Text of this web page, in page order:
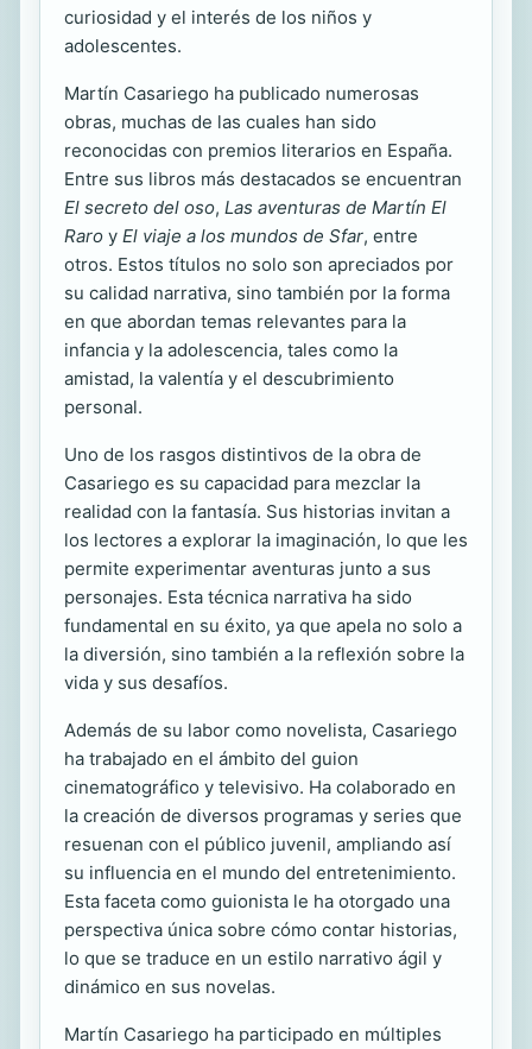
curiosidad y el interés de los niños y
adolescentes.
Martín Casariego ha publicado numerosas
obras, muchas de las cuales han sido
reconocidas con premios literarios en España.
Entre sus libros más destacados se encuentran
El secreto del oso, Las aventuras de Martín El
Raro y El viaje a los mundos de Sfar, entre
otros. Estos títulos no solo son apreciados por
su calidad narrativa, sino también por la forma
en que abordan temas relevantes para la
infancia y la adolescencia, tales como la
amistad, la valentía y el descubrimiento
personal.
Uno de los rasgos distintivos de la obra de
Casariego es su capacidad para mezclar la
realidad con la fantasía. Sus historias invitan a
los lectores a explorar la imaginación, lo que les
permite experimentar aventuras junto a sus
personajes. Esta técnica narrativa ha sido
fundamental en su éxito, ya que apela no solo a
la diversión, sino también a la reflexión sobre la
vida y sus desafíos.
Además de su labor como novelista, Casariego
ha trabajado en el ámbito del guion
cinematográfico y televisivo. Ha colaborado en
la creación de diversos programas y series que
resuenan con el público juvenil, ampliando así
su influencia en el mundo del entretenimiento.
Esta faceta como guionista le ha otorgado una
perspectiva única sobre cómo contar historias,
lo que se traduce en un estilo narrativo ágil y
dinámico en sus novelas.
Martín Casariego ha participado en múltiples